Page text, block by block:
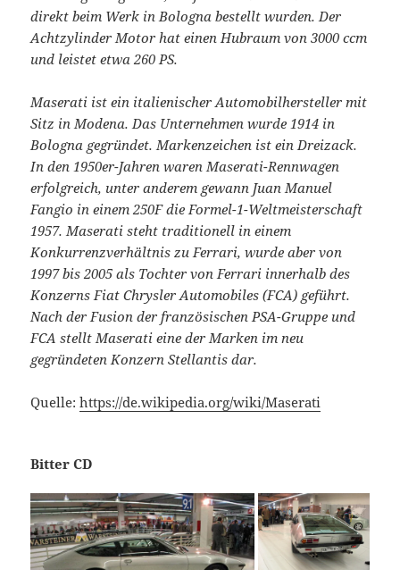
direkt beim Werk in Bologna bestellt wurden. Der
Achtzylinder Motor hat einen Hubraum von 3000 ccm
und leistet etwa 260 PS.
Maserati ist ein italienischer Automobilhersteller mit
Sitz in Modena. Das Unternehmen wurde 1914 in
Bologna gegründet. Markenzeichen ist ein Dreizack.
In den 1950er-Jahren waren Maserati-Rennwagen
erfolgreich, unter anderem gewann Juan Manuel
Fangio in einem 250F die Formel-1-Weltmeisterschaft
1957. Maserati steht traditionell in einem
Konkurrenzverhältnis zu Ferrari, wurde aber von
1997 bis 2005 als Tochter von Ferrari innerhalb des
Konzerns Fiat Chrysler Automobiles (FCA) geführt.
Nach der Fusion der französischen PSA-Gruppe und
FCA stellt Maserati eine der Marken im neu
gegründeten Konzern Stellantis dar.
Quelle:https://de.wikipedia.org/wiki/Maserati
Bitter CD